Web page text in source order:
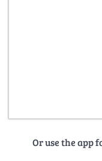
Or use the app